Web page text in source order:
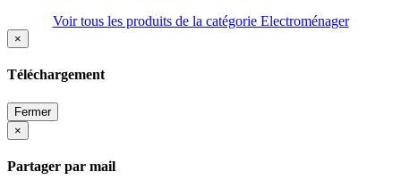
Voir tous les produits de la catégorie Electroménager
×
Téléchargement
Fermer
×
Partager par mail